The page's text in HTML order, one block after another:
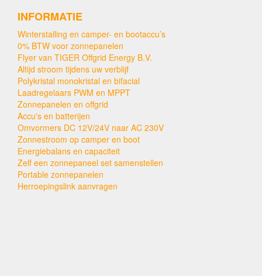
INFORMATIE
Winterstalling en camper- en bootaccu’s
0% BTW voor zonnepanelen
Flyer van TIGER Offgrid Energy B.V.
Altijd stroom tijdens uw verblijf
Polykristal monokristal en bifacial
Laadregelaars PWM en MPPT
Zonnepanelen en offgrid
Accu's en batterijen
Omvormers DC 12V/24V naar AC 230V
Zonnestroom op camper en boot
Energiebalans en capaciteit
Zelf een zonnepaneel set samenstellen
Portable zonnepanelen
Herroepingslink aanvragen